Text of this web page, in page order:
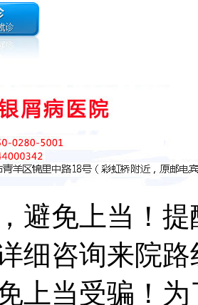
避免上当！
细咨询来院
上当受骗！